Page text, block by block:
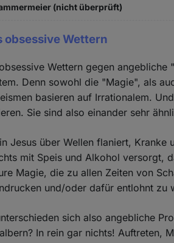
(nicht überprüft)
obsessive Wettern
Wettern gegen
Denn sowohl die "Magie", als
basieren auf Irrationalem.
Sie sind also einander sehr
Jesus über Wellen flaniert,
mit Speis und Alkohol versorgt,
Magie, die zu allen Zeiten von
und/oder dafür entlohnt zu
sich also angebliche
In rein gar nichts! Auftreten,